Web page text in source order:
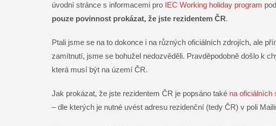
úvodní stránce s informacemi pro IEC Working holiday program
pouze povinnost prokázat, že jste rezidentem ČR.
Ptali jsme se na to dokonce i na různých oficiálních zdrojích, ale
zamítnutí, jsme se bohužel nedozvěděli. Pravděpodobně došlo k
která musí být na území ČR.
Jak prokázat, že jste rezidentem ČR je popsáno také na oficiálních
– dle kterých je nutné uvést adresu rezidenční (tedy ČR) v poli